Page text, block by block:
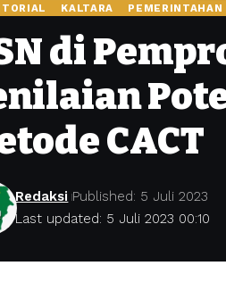
KALTARA PEMERINTAHAN
di
CACT
Last updated: 5 Juli 2023 00:10
Redaksi Published: 5 Juli 2023